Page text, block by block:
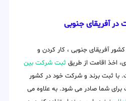
آفریقای جنوبی
آفریقای جنوبی ، کار کردن و
اخذ اقامت از طریق ثبت شرکت بین
با ثبت برند و شرکت خود در کشور
برای شما صادر می شود. به علاوه می